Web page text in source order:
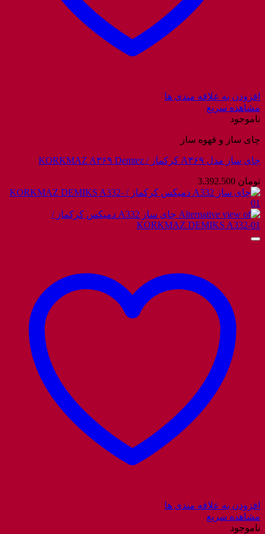
افزودن به علاقه مندی ها
مشاهده سریع
ناموجود
چای ساز و قهوه ساز
چای ساز مدل A۳۶۹ کرکماز / KORKMAZ A۳۶۹ Demtez
تومان
افزودن به علاقه مندی ها
مشاهده سریع
ناموجود